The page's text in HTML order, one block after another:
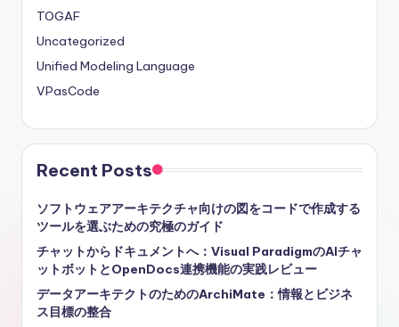
TOGAF
Uncategorized
Unified Modeling Language
VPasCode
Recent Posts
ソフトウェアアーキテクチャ向けの図をコードで作成する
ツールを選ぶための究極のガイド
チャットからドキュメントへ：Visual ParadigmのAIチャ
ットボットとOpenDocs連携機能の実践レビュー
データアーキテクトのためのArchiMate：情報とビジネ
ス目標の整合